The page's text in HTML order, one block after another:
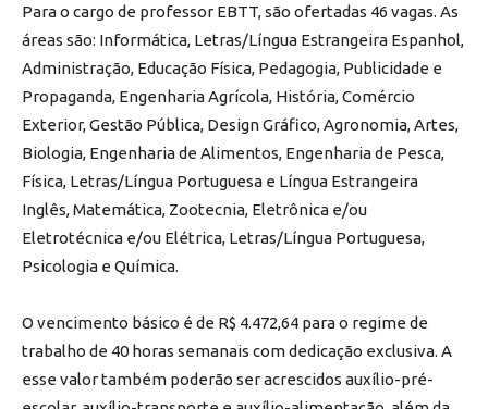
Para o cargo de professor EBTT, são ofertadas 46 vagas. As
áreas são: Informática, Letras/Língua Estrangeira Espanhol,
Administração, Educação Física, Pedagogia, Publicidade e
Propaganda, Engenharia Agrícola, História, Comércio
Exterior, Gestão Pública, Design Gráfico, Agronomia, Artes,
Biologia, Engenharia de Alimentos, Engenharia de Pesca,
Física, Letras/Língua Portuguesa e Língua Estrangeira
Inglês, Matemática, Zootecnia, Eletrônica e/ou
Eletrotécnica e/ou Elétrica, Letras/Língua Portuguesa,
Psicologia e Química.
O vencimento básico é de R$ 4.472,64 para o regime de
trabalho de 40 horas semanais com dedicação exclusiva. A
esse valor também poderão ser acrescidos auxílio-pré-